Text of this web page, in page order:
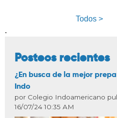
Todos >
.
Posteos recientes
¿En busca de la mejor
Indo
por Colegio Indoamericano
16/07/24 10:35 AM